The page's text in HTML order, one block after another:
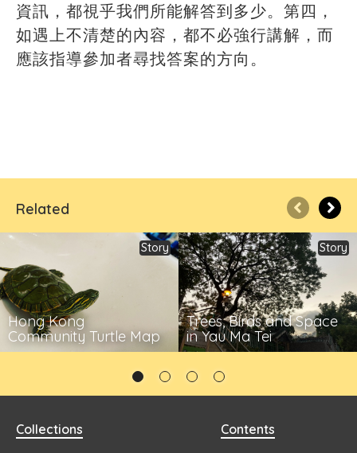
資訊，都視乎我們所能解答到多少。第四，
如遇上不清楚的內容，都不必強行講解，而
應該指導參加者尋找答案的方向。
Related
Hong Kong
Community Turtle Map
Story
Trees, Birds and Space
in Yau Ma Tei
Story
Collections Contents